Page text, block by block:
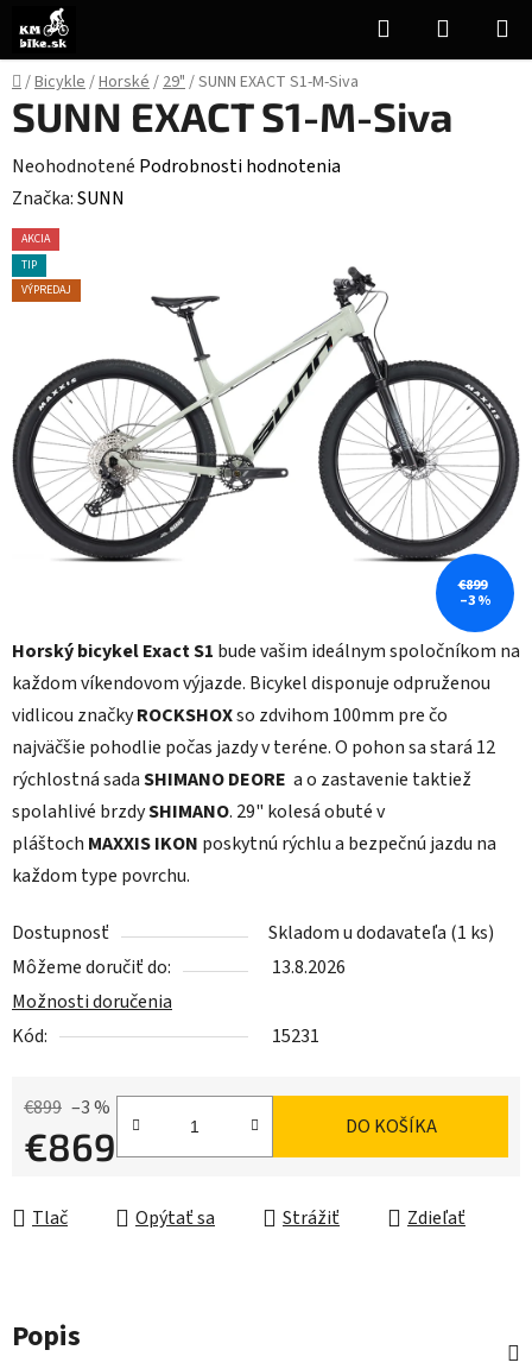
obsah
Hľadať
KOŠÍK
Domov
/Bicykle/Horské/29"/SUNN EXACT S1-M-Siva
Horský bicykel Exact S1 bude vašim ideálnym spoločníkom na
každom víkendovom výjazde. Bicykel disponuje odpruženou
vidlicou značkyROCKSHOXso zdvihom 100mm pre čo
najväčšie pohodlie počas jazdy v teréne. O pohon sa stará 12
rýchlostná sadaSHIMANO DEORE a o zastavenie taktiež
spolahlivé brzdySHIMANO. 29" kolesá obuté v
pláštoch MAXXIS IKON poskytnú rýchlu a bezpečnú jazdu na
každom type povrchu.
Dostupnosť Skladom u dodavateľa (1 ks)
Môžeme doručiť do:
13.8.2026
Možnosti doručenia
Kód:
15231
€899 –3 %
€869 DO KOŠÍKA
Tlač Opýtať sa Strážiť Zdieľať
SUNN EXACT S1-M-Siva
Priemerné
hodnotenie
produktu
je
0,0
hviezdičiek.
Neohodnotené Podrobnosti hodnotenia
Značka:SUNN
AKCIA
TIP
VÝPREDAJ
€899
–3 %
Popis